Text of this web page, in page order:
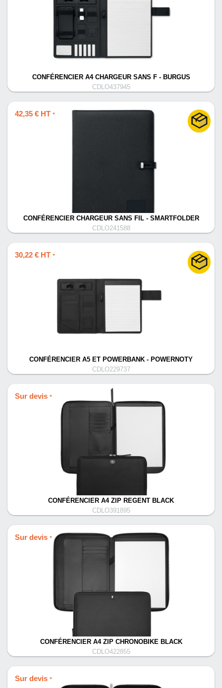
CONFÉRENCIER A4 CHARGEUR SANS F - BURGUS
CDLO437945
42,35 € HT *
CONFÉRENCIER CHARGEUR SANS FIL - SMARTFOLDER
CDLO241588
30,22 € HT *
CONFÉRENCIER A5 ET POWERBANK - POWERNOTY
CDLO229737
Sur devis *
CONFÉRENCIER A4 ZIP REGENT BLACK
CDLO391895
Sur devis *
CONFÉRENCIER A4 ZIP CHRONOBIKE BLACK
CDLO422855
Sur devis *